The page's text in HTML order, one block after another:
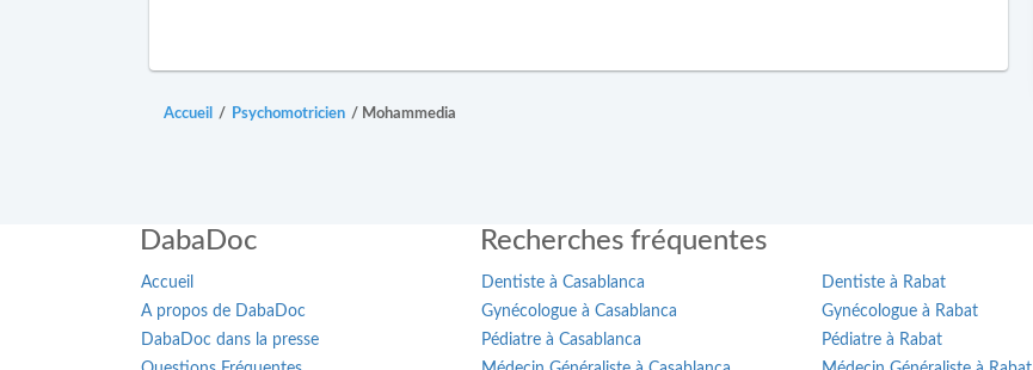
Accueil / Psychomotricien / Mohammedia
DabaDoc
Accueil
A propos de DabaDoc
DabaDoc dans la presse
Recherches fréquentes
Dentiste à Casablanca
Gynécologue à Casablanca
Pédiatre à Casablanca
Dentiste à Rabat
Gynécologue à Rabat
Pédiatre à Rabat